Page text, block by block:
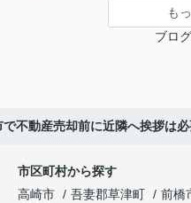
も
ブロ
で不動産売却前に近隣へ挨拶は
市区町村から探す
高崎市
吾妻郡草津町 前橋